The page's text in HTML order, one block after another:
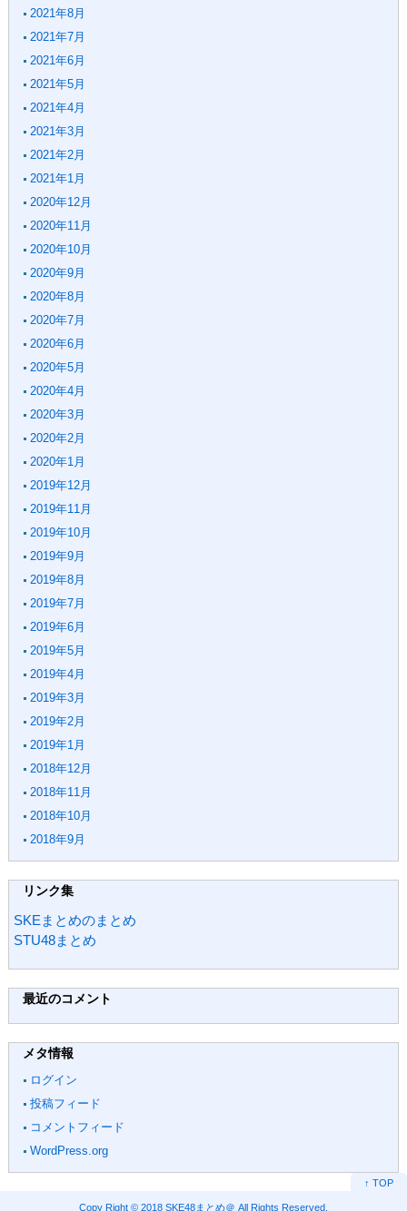
2021年8月
2021年7月
2021年6月
2021年5月
2021年4月
2021年3月
2021年2月
2021年1月
2020年12月
2020年11月
2020年10月
2020年9月
2020年8月
2020年7月
2020年6月
2020年5月
2020年4月
2020年3月
2020年2月
2020年1月
2019年12月
2019年11月
2019年10月
2019年9月
2019年8月
2019年7月
2019年6月
2019年5月
2019年4月
2019年3月
2019年2月
2019年1月
2018年12月
2018年11月
2018年10月
2018年9月
リンク集
SKEまとめのまとめ
STU48まとめ
最近のコメント
メタ情報
ログイン
投稿フィード
コメントフィード
WordPress.org
↑ TOP
Copy Right © 2018 SKE48まとめ＠ All Rights Reserved.